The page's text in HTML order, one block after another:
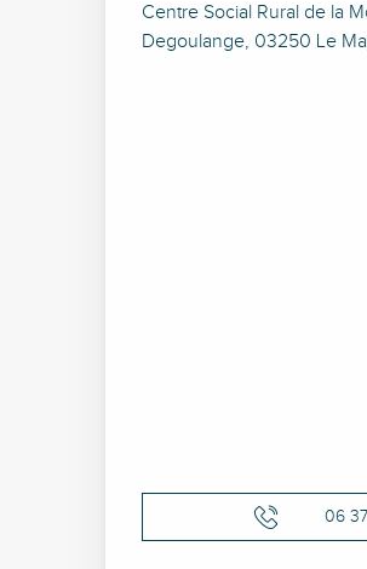
Centre Social Rural de la
Degoulange, 03250 Le
06